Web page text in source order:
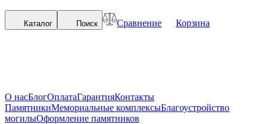
Каталог Поиск Сравнение Корзина
О насБлогОплатаГарантияКонтакты
ПамятникиМемориальные комплексыБлагоустройство
могилыОформление памятников